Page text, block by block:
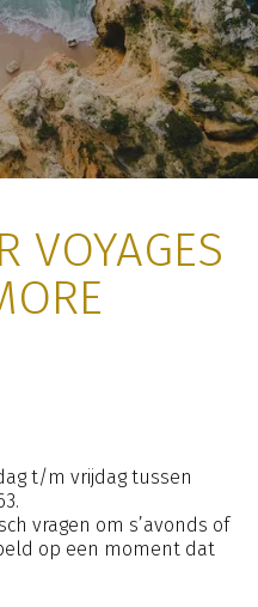
VOYAGES
t/m vrijdag tussen
vragen om s’avonds of
op een moment dat